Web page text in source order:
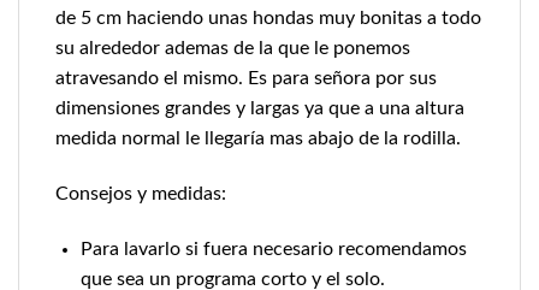
de 5 cm haciendo unas hondas muy bonitas a todo
su alrededor ademas de la que le ponemos
atravesando el mismo. Es para señora por sus
dimensiones grandes y largas ya que a una altura
medida normal le llegaría mas abajo de la rodilla.
Consejos y medidas:
Para lavarlo si fuera necesario recomendamos
que sea un programa corto y el solo.